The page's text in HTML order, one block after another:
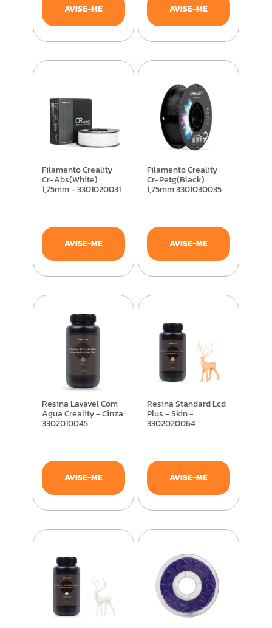
AVISE-ME AVISE-ME
Filamento Creality
Cr-Abs(White)
1,75mm - 3301020031
AVISE-ME
Filamento Creality
Cr-Petg(Black)
1,75mm 3301030035
AVISE-ME
Resina Lavavel Com
Agua Creality - Cinza
3302010045
AVISE-ME
Resina Standard Lcd
Plus - Skin -
3302020064
AVISE-ME